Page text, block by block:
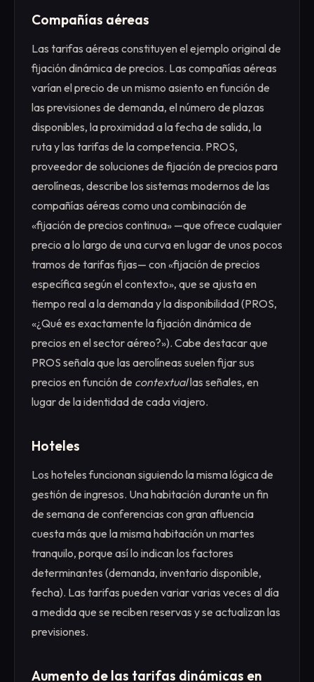
Compañías aéreas
Las tarifas aéreas constituyen el ejemplo original de
fijación dinámica de precios. Las compañías aéreas
varían el precio de un mismo asiento en función de
las previsiones de demanda, el número de plazas
disponibles, la proximidad a la fecha de salida, la
ruta y las tarifas de la competencia. PROS,
proveedor de soluciones de fijación de precios para
aerolíneas, describe los sistemas modernos de las
compañías aéreas como una combinación de
«fijación de precios continua» —que ofrece cualquier
precio a lo largo de una curva en lugar de unos pocos
tramos de tarifas fijas— con «fijación de precios
específica según el contexto», que se ajusta en
tiempo real a la demanda y la disponibilidad (PROS,
«¿Qué es exactamente la fijación dinámica de
precios en el sector aéreo?»). Cabe destacar que
PROS señala que las aerolíneas suelen fijar sus
precios en función de contextuallas señales, en
lugar de la identidad de cada viajero.
Hoteles
Los hoteles funcionan siguiendo la misma lógica de
gestión de ingresos. Una habitación durante un fin
de semana de conferencias con gran afluencia
cuesta más que la misma habitación un martes
tranquilo, porque así lo indican los factores
determinantes (demanda, inventario disponible,
fecha). Las tarifas pueden variar varias veces al día
a medida que se reciben reservas y se actualizan las
previsiones.
Aumento de las tarifas dinámicas en